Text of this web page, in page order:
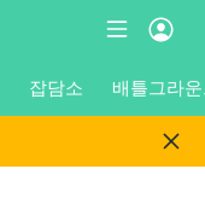
잡담소 배틀그라